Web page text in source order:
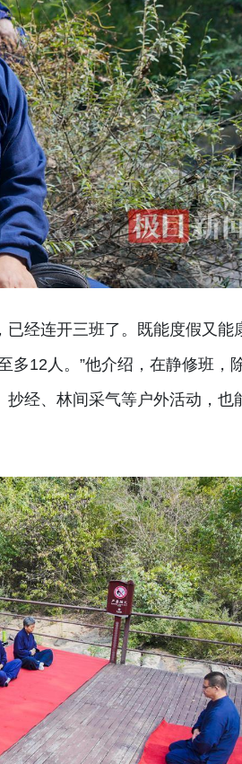
经连开三班了。既能度假又能
多12人。”他介绍，在静修班，
经、林间采气等户外活动，也